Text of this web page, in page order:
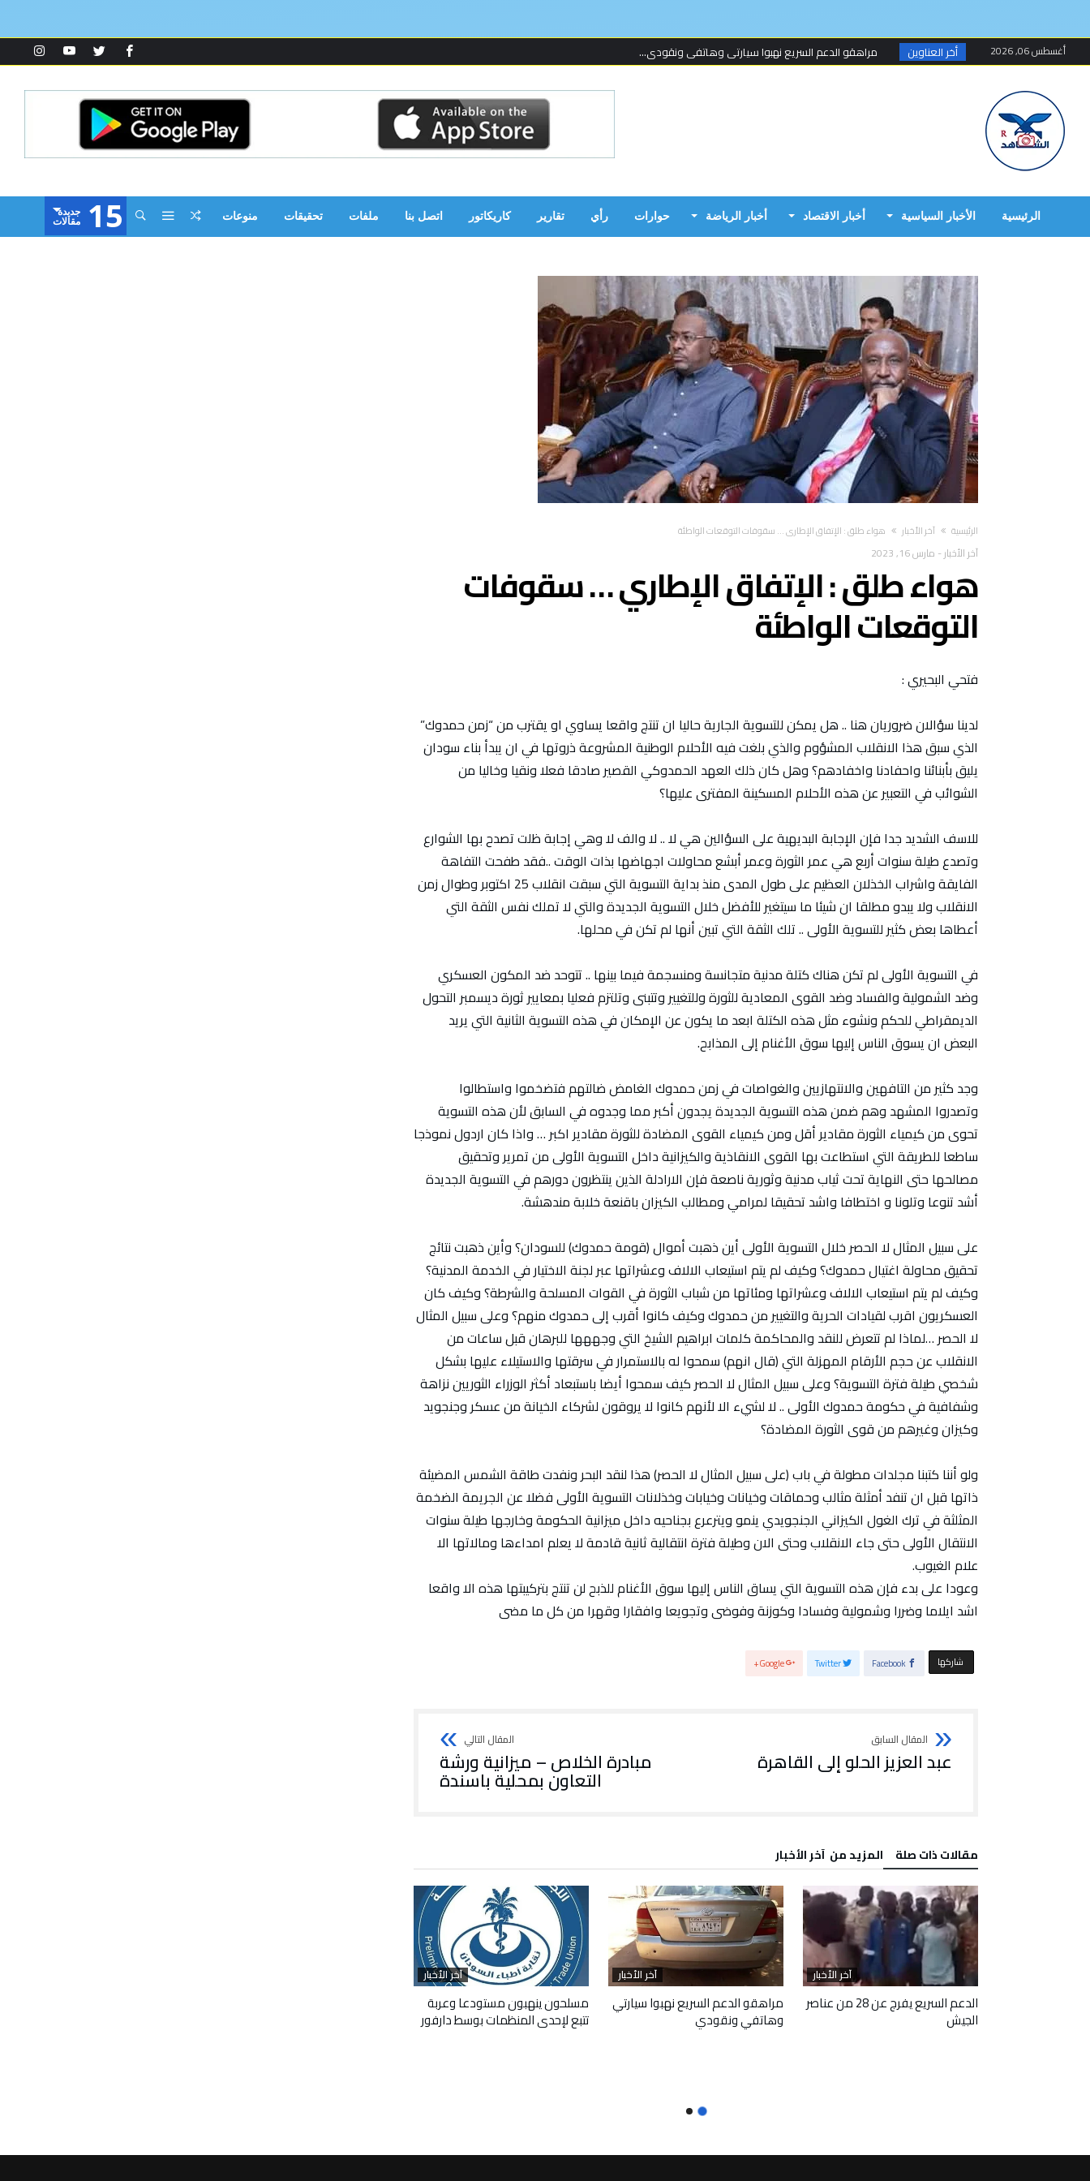
أغسطس 06, 2026 أخر العناوين
مراهقو الدعم السريع نهبوا سيارتي وهاتفي ونقودي...
الرئيسية الأخبار السياسية أخبار الاقتصاد أخبار الرياضة حوارات رأي تقارير كاريكاتور اتصل بنا ملفات تحقيقات منوعات 15 ‫جديدة‬
‫مقالات‬
‫الرئيسية‬ آخر الأخبار هواء طلق : الإتفاق الإطاري … سقوفات التوقعات الواطئة
آخر الأخبار- مارس 16, 2023
هواء طلق : الإتفاق الإطاري … سقوفات
التوقعات الواطئة
فتحي البحيري :
لدينا سؤالان ضروريان هنا .. هل يمكن للتسوية الجارية حاليا ان تنتج واقعا يساوي او يقترب من “زمن حمدوك”
الذي سبق هذا الانقلاب المشؤوم والذي بلغت فيه الأحلام الوطنية المشروعة ذروتها في ان يبدأ بناء سودان
يليق بأبنائنا واحفادنا واخفادهم؟ وهل كان ذلك العهد الحمدوكي القصير صادقا فعلا ونقيا وخاليا من
الشوائب في التعبير عن هذه الأحلام المسكينة المفترى عليها؟
للاسف الشديد جدا فإن الإجابة البديهية على السؤالين هي لا .. لا والف لا وهي إجابة ظلت تصدح بها الشوارع
وتصدع طيلة سنوات أربع هي عمر الثورة وعمر أبشع محاولات اجهاضها بذات الوقت ..فقد طفحت التفاهة
الفايقة واشراب الخذلان العظيم على طول المدى منذ بداية التسوية التي سبقت انقلاب 25 اكتوبر وطوال زمن
الانقلاب ولا يبدو مطلقا ان شيئا ما سيتغير للأفضل خلال التسوية الجديدة والتي لا تملك نفس الثقة التي
أعطاها بعض كثير للتسوية الأولى .. تلك الثقة التي تبين أنها لم تكن في محلها.
في التسوية الأولى لم تكن هناك كتلة مدنية متجانسة ومنسجمة فيما بينها .. تتوحد ضد المكون العسكري
وضد الشمولية والفساد وضد القوى المعادية للثورة وللتغيير وتتبنى وتلتزم فعليا بمعايير ثورة ديسمبر التحول
الديمقراطي للحكم ونشوء مثل هذه الكتلة ابعد ما يكون عن الإمكان في هذه التسوية الثانية التي يريد
البعض ان يسوق الناس إليها سوق الأغنام إلى المذابح.
وجد كثير من التافهين والانتهازيين والغواصات في زمن حمدوك الغامض ضالتهم فتضخموا واستطالوا
وتصدروا المشهد وهم ضمن هذه التسوية الجديدة يجدون أكبر مما وجدوه في السابق لأن هذه التسوية
تحوى من كيمياء الثورة مقادير أقل ومن كيمياء القوى المضادة للثورة مقادير اكبر … واذا كان اردول نموذجا
ساطعا للطريقة التي استطاعت بها القوى الانقاذية والكيزانية داخل التسوية الأولى من تمرير وتحقيق
مصالحها حتى النهاية تحت ثياب مدنية وثورية ناصعة فإن الارادلة الذين ينتظرون دورهم في التسوية الجديدة
أشد تنوعا وتلونا و اختطافا واشد تحقيقا لمرامي ومطالب الكيزان باقنعة خلابة مندهشة.
على سبيل المثال لا الحصر خلال التسوية الأولى أين ذهبت أموال (قومة حمدوك) للسودان؟ وأين ذهبت نتائج
تحقيق محاولة اغتيال حمدوك؟ وكيف لم يتم استيعاب الالاف وعشراتها عبر لجنة الاختيار في الخدمة المدنية؟
وكيف لم يتم استيعاب الالاف وعشراتها ومئاتها من شباب الثورة في القوات المسلحة والشرطة؟ وكيف كان
العسكريون اقرب لقيادات الحرية والتغيير من حمدوك وكيف كانوا أقرب إلى حمدوك منهم؟ وعلى سبيل المثال
لا الحصر …لماذا لم تتعرض للنقد والمحاكمة كلمات ابراهيم الشيخ التي وجههها للبرهان قبل ساعات من
الانقلاب عن حجم الأرقام المهزلة التي (قال انهم) سمحوا له بالاستمرار في سرقتها والاستيلاء عليها بشكل
شخصي طيلة فترة التسوية؟ وعلى سبيل المثال لا الحصر كيف سمحوا أيضا باستبعاد أكثر الوزراء الثوريين نزاهة
وشفافية في حكومة حمدوك الأولى .. لا لشيء الا لأنهم كانوا لا يروقون لشركاء الخيانة من عسكر وجنجويد
وكيزان وغيرهم من قوى الثورة المضادة؟
ولو أننا كتبنا مجلدات مطولة في باب (على سبيل المثال لا الحصر) هذا لنقد البحر ونفدت طاقة الشمس المضيئة
ذاتها قبل ان تنفد أمثلة مثالب وحماقات وخيانات وخيابات وخذلانات التسوية الأولى فضلا عن الجريمة الضخمة
المثلثة في ترك الغول الكيزاني الجنجويدي ينمو ويترعرع بجناحيه داخل ميزانية الحكومة وخارجها طيلة سنوات
الانتقال الأولى حتى جاء الانقلاب وحتى الان وطيلة فترة انتقالية ثانية قادمة لا يعلم امداءها ومالاتها الا
علام الغيوب.
وعودا على بدء فإن هذه التسوية التي يساق الناس إليها سوق الأغنام للذبح لن تنتج بتركيبتها هذه الا واقعا
اشد ايلاما وضررا وشمولية وفسادا وكوزنة وفوضى وتجويعا وافقارا وقهرا من كل ما مضى
‫‫ شاركها‬ Facebook
Twitter
Google+
عبد العزيز الحلو إلى القاهرة مبادرة الخلاص – ميزانية ورشة
التعاون بمحلية باسندة
‫مقالات ذات صلة‬ ‫المزيد من ‬ آخر الأخبار
آخر الأخبار
الدعم السريع يفرج عن 28 من عناصر
الجيش
آخر الأخبار
مراهقو الدعم السريع نهبوا سيارتي
وهاتفي ونقودي
آخر الأخبار
مسلحون ينهبون مستودعا وعربة
تتبع لإحدى المنظمات بوسط دارفور